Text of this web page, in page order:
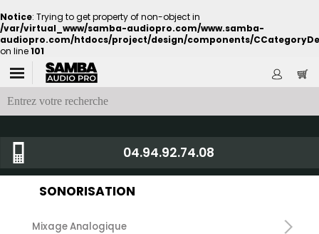
Notice: Trying to get property of non-object in
/var/virtual_www/samba-audiopro.com/www.samba-
audiopro.com/htdocs/project/design/components/
on line101
04.94.92.74.08
SONORISATION
Mixage Analogique